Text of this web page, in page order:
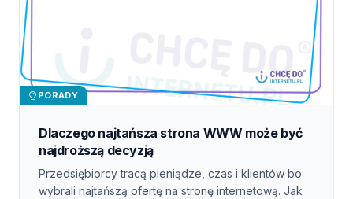
PORADY
Dlaczego najtańsza strona WWW może być
najdroższą decyzją
Przedsiębiorcy tracą pieniądze, czas i klientów bo
wybrali najtańszą ofertę na stronę internetową. Jak